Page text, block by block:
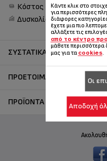
Κόστος
Δυσκολία
ΣΥΣΤΑΤΙΚΆ
ΠΡΟΕΤΟΙΜΑΣΊΑ
ΠΡΟΪΌΝΤΑ TEFAL ΓΙΑ ΤΗΝ
Κάντε κλικ στο
για περισσότερες
διάφορες
έχετε μια πιο
αλλάξετε τις
από το κέντρο
μάθετε περισσότερα
μας για τα cookies.
Οι
Αποδοχή